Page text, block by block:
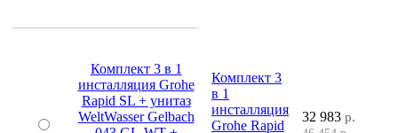
Комплект 3 в 1
инсталляция Grohe
Rapid SL + унитаз
WeltWasser Gelbach
Комплект 3
в 1
инсталляция
Grohe Rapid
32 983 р.